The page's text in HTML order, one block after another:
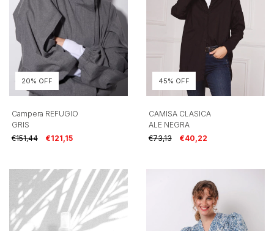
20% OFF
Campera REFUGIO
GRIS
€151,44
€121,15
45% OFF
CAMISA CLASICA
ALE NEGRA
€73,13
€40,22